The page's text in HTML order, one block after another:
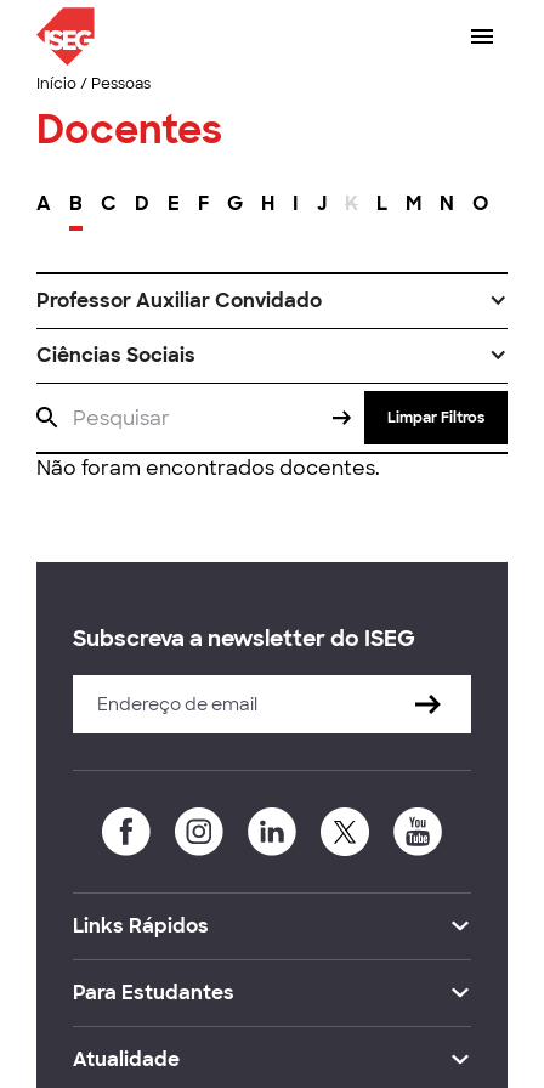
Início/ Pessoas
Docentes
A B C D E F G H I J K L M N O
Professor Auxiliar Convidado
Ciências Sociais
Limpar Filtros
Não foram encontrados docentes.
Subscreva a newsletter do ISEG
Links Rápidos
Para Estudantes
Atualidade